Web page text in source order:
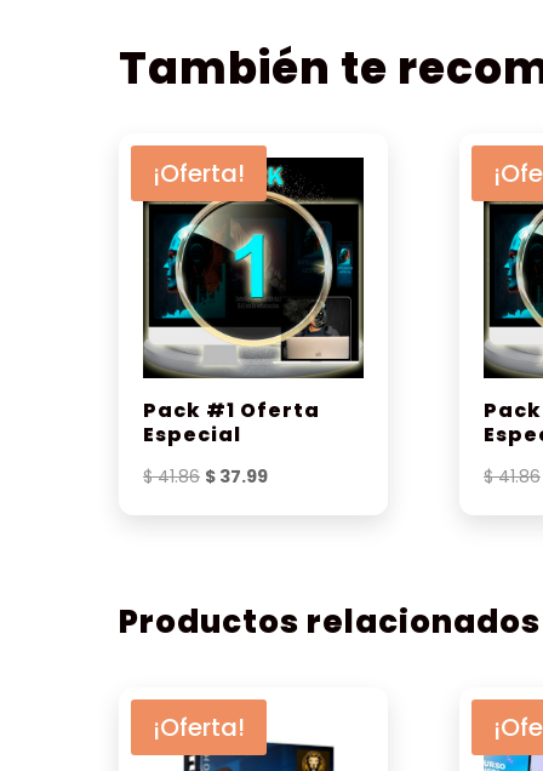
También te
¡Oferta!
Pack #1 Oferta
Especial
$41.86 El
$ 37.99El
$41.86
Productos relacionados
¡Oferta!